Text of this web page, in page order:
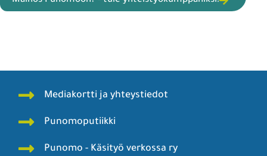
Mediakortti ja yhteystiedot
Punomoputiikki
Punomo - Käsityö verkossa ry